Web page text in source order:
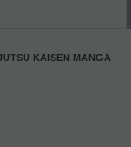
KAISEN MANGA